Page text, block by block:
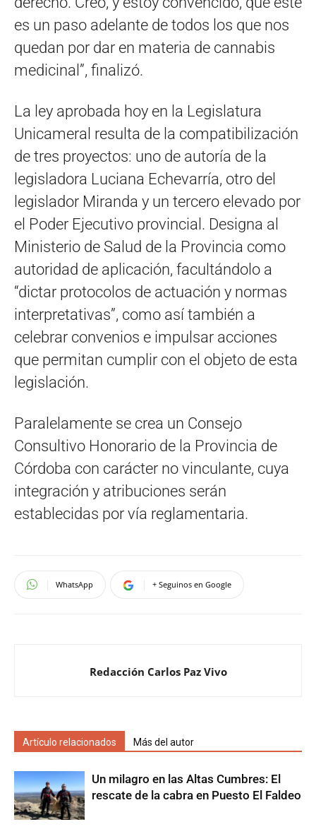
es un paso adelante de todos los que nos
quedan por dar en materia de cannabis
medicinal”, finalizó.
La ley aprobada hoy en la Legislatura
Unicameral resulta de la compatibilización
de tres proyectos: uno de autoría de la
legisladora Luciana Echevarría, otro del
legislador Miranda y un tercero elevado por
el Poder Ejecutivo provincial. Designa al
Ministerio de Salud de la Provincia como
autoridad de aplicación, facultándolo a
“dictar protocolos de actuación y normas
interpretativas”, como así también a
celebrar convenios e impulsar acciones
que permitan cumplir con el objeto de esta
legislación.
Paralelamente se crea un Consejo
Consultivo Honorario de la Provincia de
Córdoba con carácter no vinculante, cuya
integración y atribuciones serán
establecidas por vía reglamentaria.
WhatsApp + Seguinos en Google
Redacción Carlos Paz Vivo
Artículo relacionados Más del autor
Un milagro en las Altas Cumbres: El
rescate de la cabra en Puesto El Faldeo